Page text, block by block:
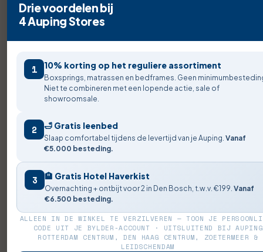
Drie voordelen bij
4 Auping Stores
1 10% korting op het reguliere assortiment
Boxsprings, matrassen en bedframes. Geen
Niet te combineren met een lopende actie, sale of
showroomsale.
2 🛁 Gratis leenbed
Slaap comfortabel tijdens de levertijd van je Auping. Vanaf
€5.000 besteding.
3 🏨 Gratis Hotel Haverkist
Overnachting + ontbijt voor 2 in Den Bosch, t.w.v. €199. Vanaf
€6.500 besteding.
ALLEEN IN DE WINKEL TE VERZILVEREN — TOON JE
CODE UIT JE BYLDER-ACCOUNT · UITSLUITEND BIJ AUPING
ROTTERDAM CENTRUM, DEN HAAG CENTRUM, ZOETERMEER &
LEIDSCHENDAM